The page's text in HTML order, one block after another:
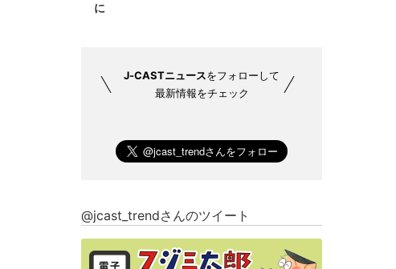
に
J-CASTニュースをフォローして
最新情報をチェック
@jcast_trendさんのツイート